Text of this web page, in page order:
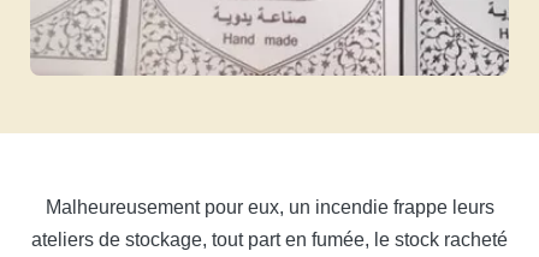
Malheureusement pour eux, un incendie frappe leurs
ateliers de stockage, tout part en fumée, le stock racheté